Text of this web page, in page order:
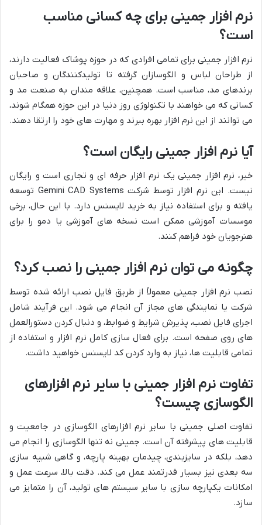
نرم افزار جمینی برای چه کسانی مناسب
است؟
نرم افزار جمینی برای تمامی افرادی که در حوزه پوشاک فعالیت دارند،
از طراحان لباس و الگوسازان گرفته تا تولیدکنندگان و صاحبان
برندهای مد، مناسب است. همچنین، علاقه مندان به صنعت مد و
کسانی که می خواهند با تکنولوژی روز دنیا در این حوزه همگام شوند،
می توانند از این نرم افزار بهره ببرند و مهارت های خود را ارتقا دهند.
آیا نرم افزار جمینی رایگان است؟
خیر، نرم افزار جمینی یک نرم افزار حرفه ای و تجاری است و رایگان
نیست. این نرم افزار توسط شرکت Gemini CAD Systems توسعه
یافته و برای استفاده نیاز به خرید لایسنس دارد. با این حال، برخی
موسسات آموزشی ممکن است نسخه های آموزشی یا دمو را برای
هنرجویان خود فراهم کنند.
چگونه می توان نرم افزار جمینی را نصب کرد؟
نصب نرم افزار جمینی معمولاً از طریق فایل نصب ارائه شده توسط
شرکت یا نمایندگی های مجاز آن انجام می شود. این فرآیند شامل
اجرای فایل نصب، پذیرش شرایط و ضوابط، و دنبال کردن دستورالعمل
های روی صفحه است. برای فعال سازی کامل نرم افزار و استفاده از
تمامی قابلیت ها، نیاز به وارد کردن کد لایسنس خواهید داشت.
تفاوت نرم افزار جمینی با سایر نرم افزارهای
الگوسازی چیست؟
تفاوت اصلی جمینی با سایر نرم افزارهای الگوسازی در جامعیت و
قابلیت های پیشرفته آن است. جمینی نه تنها الگوسازی را انجام می
دهد، بلکه در سایزبندی، چیدمان بهینه پارچه، و گاهی شبیه سازی
سه بعدی نیز بسیار قدرتمند عمل می کند. دقت بالا، سرعت عمل و
امکانات یکپارچه سازی با سایر سیستم های تولید، آن را متمایز می
سازد.